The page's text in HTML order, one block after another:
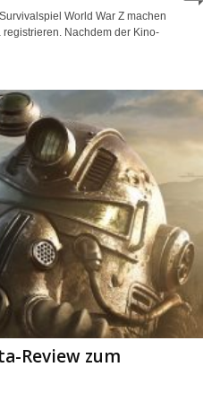
World War Z machen
Nachdem der Kino-
Review zum